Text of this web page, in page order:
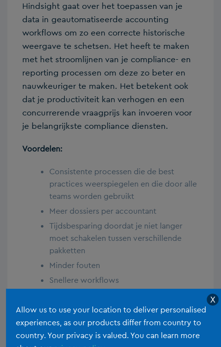
Hindsight gaat over het toepassen van je
data in geautomatiseerde accounting
workflows om zo een correcte historische
weergave te schetsen. Het heeft te maken
met het stroomlijnen van je compliance- en
reporting processen om deze zo beter en
nauwkeuriger te maken. Het betekent ook
dat je productiviteit kan verhogen en een
concurrerende vraagprijs kan invoeren voor
je belangrijkste compliance diensten.
Voordelen:
Consistente processen die de best
practices weerspiegelen en die door alle
teams worden gebruikt
Meer dossiers per accountant
Tijdsbesparing doordat je niet langer
moet schakelen tussen verschillende
pakketten
Minder fouten
Snellere workflows
crunching
3. Insight
X
Allow us to use your location to deliver personalised
experiences, as our products differ from country to
country. Your privacy is valued. You can learn more